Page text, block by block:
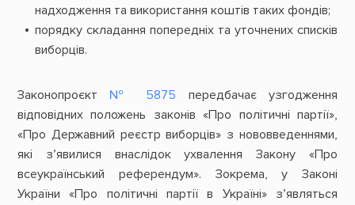
надходження та використання коштів таких фондів;
порядку складання попередніх та уточнених списків
виборців.
Законопроєкт № 5875 передбачає узгодження
відповідних положень законів «Про політичні партії»,
«Про Державний реєстр виборців» з нововведеннями,
які з’явилися внаслідок ухвалення Закону «Про
всеукраїнський референдум». Зокрема, у Законі
України «Про політичні партії в Україні» з’являться